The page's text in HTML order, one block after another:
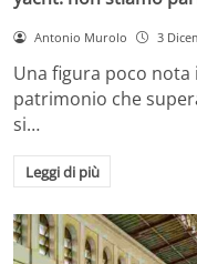
Antonio Murolo 3
Una figura poco
patrimonio che
si…
Leggi di più